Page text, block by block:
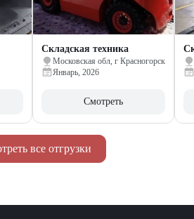
все отгрузки
Складская техника
Московская обл, г Красногорск
Январь, 2026
Смотреть